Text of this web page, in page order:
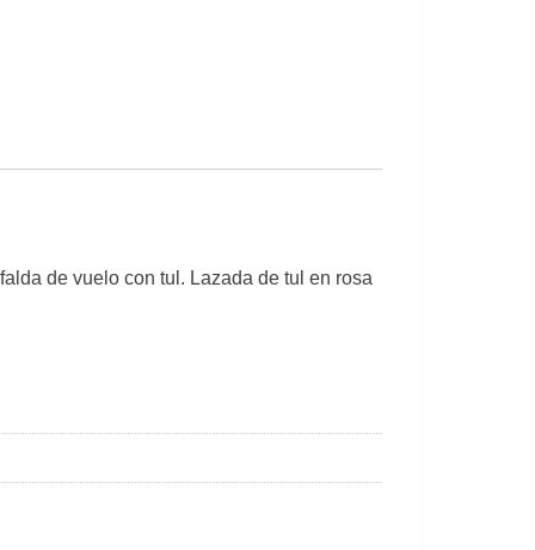
de vuelo con tul. Lazada de tul en rosa